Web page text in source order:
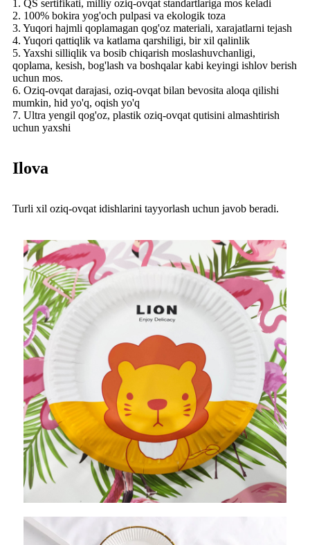
1. QS sertifikati, milliy oziq-ovqat standartlariga mos keladi
2. 100% bokira yog'och pulpasi va ekologik toza
3. Yuqori hajmli qoplamagan qog'oz materiali, xarajatlarni tejash
4. Yuqori qattiqlik va katlama qarshiligi, bir xil qalinlik
5. Yaxshi silliqlik va bosib chiqarish moslashuvchanligi,
qoplama, kesish, bog'lash va boshqalar kabi keyingi ishlov berish
uchun mos.
6. Oziq-ovqat darajasi, oziq-ovqat bilan bevosita aloqa qilishi
mumkin, hid yo'q, oqish yo'q
7. Ultra yengil qog'oz, plastik oziq-ovqat qutisini almashtirish
uchun yaxshi
Ilova
Turli xil oziq-ovqat idishlarini tayyorlash uchun javob beradi.